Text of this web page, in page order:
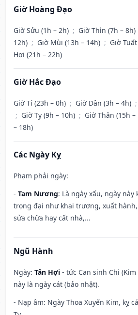
Giờ Hoàng Đạo
Giờ Sửu (1h – 2h) ; Giờ Thìn (7h – 8h)
12h) ; Giờ Mùi (13h – 14h) ; Giờ
Hợi (21h – 22h)
Giờ Hắc Đạo
Giờ Tí (23h – 0h) ; Giờ Dần (3h – 4h) ;
; Giờ Tỵ (9h – 10h) ; Giờ Thân (15h –
– 18h)
Các Ngày Kỵ
Phạm phải ngày:
- Tam Nương: Là ngày xấu, ngày này
trọng đại như khai trương, xuất
sửa chữa hay cất nhà,...
Ngũ Hành
Ngày: Tân Hợi - tức Can sinh Chi
này là ngày cát (bảo nhật).
- Nạp âm: Ngày Thoa Xuyến Kim, kỵ